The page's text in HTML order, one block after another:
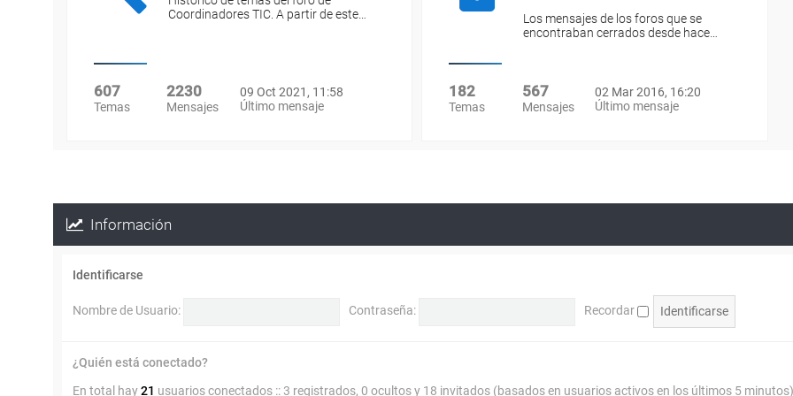
Coordinadores TIC. A partir de este…
607
Temas
2230
Mensajes
09 Oct 2021, 11:58
Último mensaje
Los mensajes de los foros que se
encontraban cerrados desde hace…
182
Temas
567
Mensajes
02 Mar 2016, 16:20
Último mensaje
Información
Identificarse
Nombre de Usuario: Contraseña: Recordar
¿Quién está conectado?
En total hay21 usuarios conectados :: 3 registrados, 0 ocultos y 18 invitados (basados en usuarios activos en los últimos 5 minutos)